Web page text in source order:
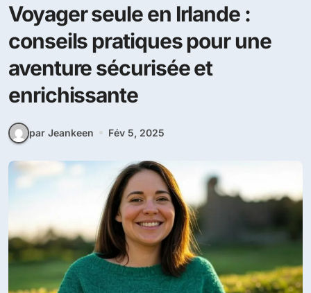
Voyager seule en Irlande :
conseils pratiques pour une
aventure sécurisée et
enrichissante
par Jeankeen Fév 5, 2025